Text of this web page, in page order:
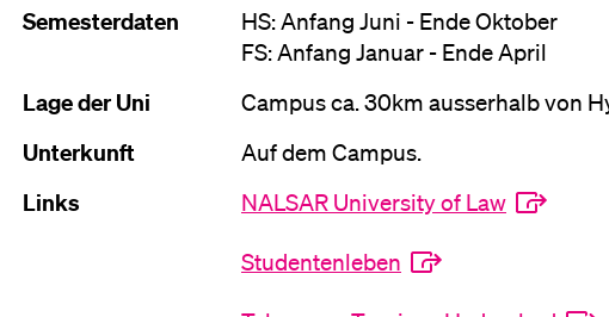
Semesterdaten
HS: Anfang Juni - Ende Oktober
FS: Anfang Januar - Ende April
Lage der Uni Campus ca. 30km ausserhalb von
Unterkunft Auf dem Campus.
Links NALSAR University of Law
Studentenleben